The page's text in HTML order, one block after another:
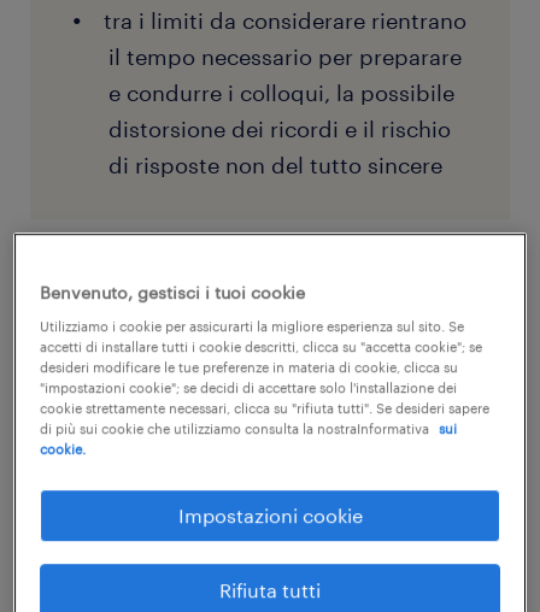
tra i limiti da considerare rientrano
il tempo necessario per preparare
e condurre i colloqui, la possibile
distorsione dei ricordi e il rischio
di risposte non del tutto sincere
Benvenuto, gestisci i tuoi cookie
Utilizziamo i cookie per assicurarti la migliore esperienza sul sito. Se
accetti di installare tutti i cookie descritti, clicca su "accetta cookie"; se
desideri modificare le tue preferenze in materia di cookie, clicca su
"impostazioni cookie"; se decidi di accettare solo l'installazione dei
cookie strettamente necessari, clicca su "rifiuta tutti". Se desideri sapere
di più sui cookie che utilizziamo consulta la nostraInformativa
sui
cookie.
Impostazioni cookie
Rifiuta tutti